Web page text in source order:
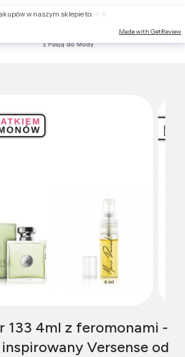
133 4ml z feromonami -
Versense od
w naszym sklepie to:
Made with GetReview